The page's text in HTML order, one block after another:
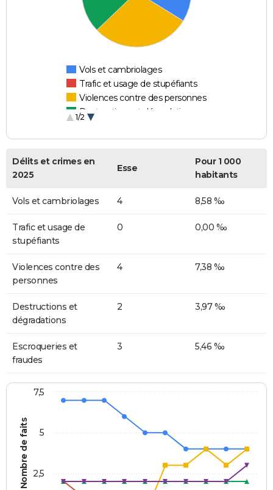
Vols et cambriolages
Trafic et usage de stupéfiants
Violences contre des personnes
Destructions et dégradations
1/2
Délits et crimes en
2025
Esse
Pour 1 000
habitants
Vols et cambriolages 4 8,58 ‰
Trafic et usage de
stupéfiants
0 0,00 ‰
Violences contre des
personnes
4 7,38 ‰
Destructions et
dégradations
2 3,97 ‰
Escroqueries et
fraudes
3 5,46 ‰
Nombre de faits 2,5
5
7,5